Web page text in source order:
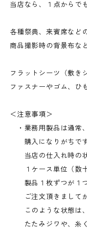
当店なら、１点からで
各種祭典、来賓席など
商品撮影時の背景布な
フラットシーツ（敷き
ファスナーやゴム、ひ
＜注意事項＞
・業務用製品は通常
購入になりがちです
当店の仕入れ時の
１ケース単位（数十
製品１枚ずつが１つ
ご注文頂きましてか
このような状態は、
たたみジワや、糸く